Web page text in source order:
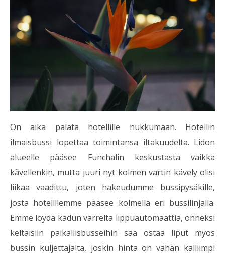
On aika palata hotellille nukkumaan. Hotellin
ilmaisbussi lopettaa toimintansa iltakuudelta. Lidon
alueelle pääsee Funchalin keskustasta vaikka
kävellenkin, mutta juuri nyt kolmen vartin kävely olisi
liikaa vaadittu, joten hakeudumme bussipysäkille,
josta hotellllemme pääsee kolmella eri bussilinjalla.
Emme löydä kadun varrelta lippuautomaattia, onneksi
keltaisiin paikallisbusseihin saa ostaa liput myös
bussin kuljettajalta, joskin hinta on vähän kalliimpi